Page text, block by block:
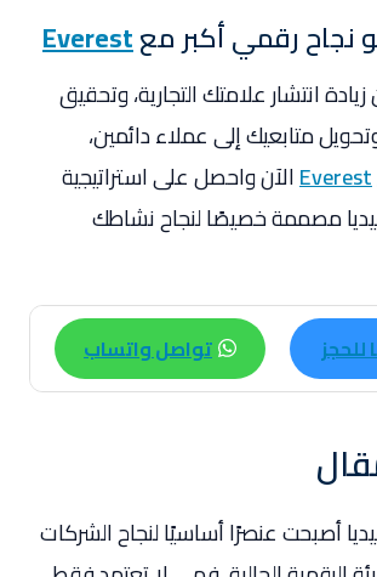
نجاح رقمي أكبر معEverest
انتشار علامتك التجارية، وتحقيق
متابعيك إلى عملاء دائمين،
Everestالآن واحصل على استراتيجية
مصممة خصيصًا لنجاح نشاطك
تواصل واتساب
أصبحت عنصرًا أساسيًا لنجاح الشركات